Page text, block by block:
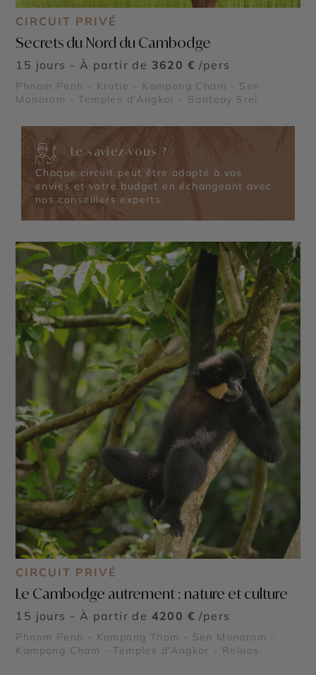
CIRCUIT PRIVÉ
Secrets du Nord du Cambodge
15 jours - À partir de 3620 € /pers
Phnom Penh - Kratie - Kampong Cham - Sen
Monorom - Temples d'Angkor - Banteay Srei
Le saviez-vous ?
Chaque circuit peut être adapté à vos
envies et votre budget en échangeant avec
nos conseillers experts.
CIRCUIT PRIVÉ
Le Cambodge autrement : nature et culture
15 jours - À partir de 4200 € /pers
Phnom Penh - Kompong Thom - Sen Monorom -
Kampong Cham - Temples d'Angkor - Roluos